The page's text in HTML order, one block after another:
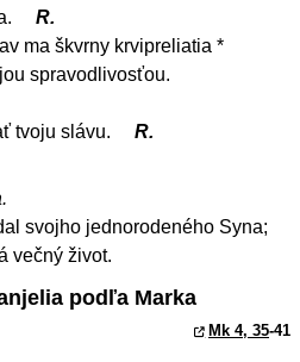
R.
ma škvrny krvipreliatia *
spravodlivosťou.
tvoju slávu.
R.
svojho jednorodeného Syna;
večný život.
podľa Marka
Mk 4, 35-41